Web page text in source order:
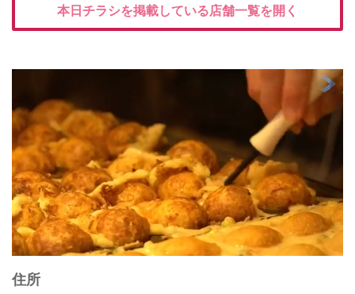
本日チラシを掲載している店舗一覧を開く
住所